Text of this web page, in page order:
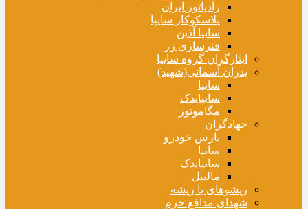
رادیاتور ایران
پلاسکوکار سایپا
سایپا آذین
فنرسازی زر
ایثارگران گروه سایپا
پدران آسمانی(شهید)
سایپا
سایپایدک
مگاموتور
جهادگران
پارس خودرو
سایپا
سایپایدک
مالیبل
ریشوهای با ریشه
شهدای مدافع حرم